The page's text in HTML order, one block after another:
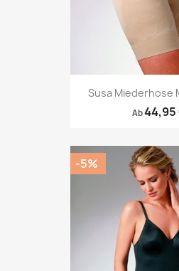
Susa Miederhose
Ab44,95
-5%